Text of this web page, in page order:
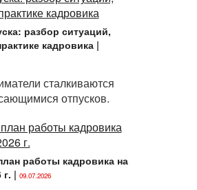
разбор ситуаций,
кадровика|
сталкиваются
отпусков.
работы кадровика на
| 09.07.2026